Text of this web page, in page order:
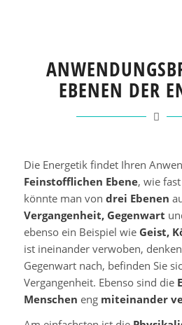
EBENEN DER
Die Energetik findet Ihren
Feinstofflichen Ebene, wie
könnte man von drei Ebenen
Vergangenheit, Gegenwart
ebenso ein Beispiel wie Geist,
ist ineinander verwoben,
Gegenwart nach, befinden Sie
Vergangenheit. Ebenso sind die
Menschen eng miteinander